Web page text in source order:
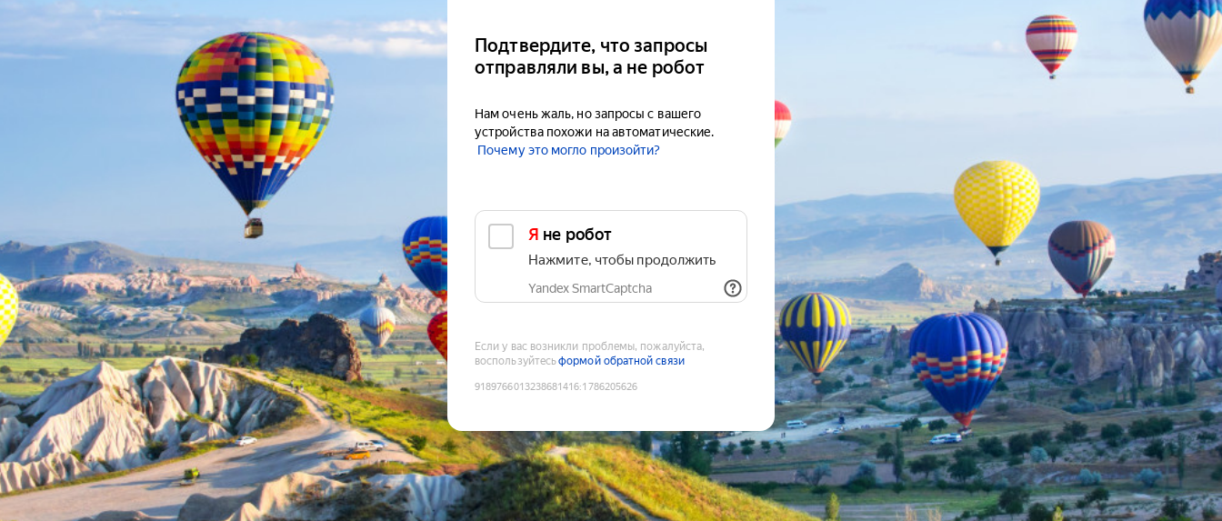
Подтвердите, что запросы
отправляли вы, а не робот
Нам очень жаль, но запросы с вашего
устройства похожи на автоматические.
Почему это могло произойти?
Я не робот
Нажмите, чтобы продолжить
Yandex SmartCaptcha
Если у вас возникли проблемы, пожалуйста,
воспользуйтесьформой обратной связи
9189766013238681416:1786205626